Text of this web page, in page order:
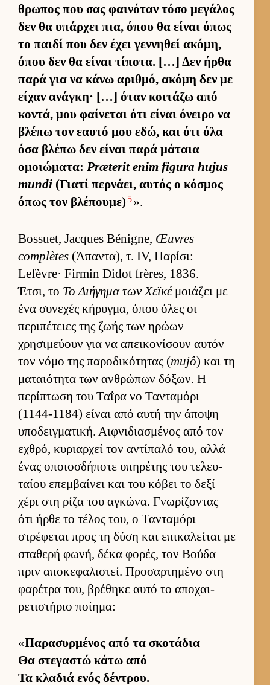
θρωπος που σας φαι­νόταν τόσο μεγάλος
δεν θα υπάρ­χει πια, όπου θα εί­ναι όπως
το παιδί που δεν έχει γεν­νηθεί ακόμη,
όπου δεν θα εί­ναι τίποτα. […] Δεν ήρθα
παρά για να κάνω αριθ­μό, ακόμη δεν με
εί­χαν ανάγκη· […] όταν κοι­τάζω από
κοντά, μου φαί­νεται ότι εί­ναι όνειρο να
βλέπω τον εαυτό μου εδώ, και ότι όλα
όσα βλέπω δεν εί­ναι παρά μάταια
ομοιώματα: Præterit enim figura hujus
mundi (Γιατί περ­νάει, αυ­τός ο κόσμος
όπως τον βλέπου­με) 5».
Bossuet, Jacques Bénigne, Œuvres
complètes (Άπαντα), τ. IV, Παρίσι:
Lefèvre· Firmin Didot frères, 1836.
Έτσι, το Το Διήγημα των Χεϊκέμοιάζει με
ένα συνεχές κήρυγ­μα, όπου όλες οι
περιπέτειες της ζωής των ηρώων
χρησιμεύ­ουν για να απει­κονίσουν αυ­τόν
τον νόμο της παροδικότητας (mujô) και τη
ματαιότητα των αν­θρώπων δόξων. Η
περίπτωση του Ταΐρα νο Τανταμόρι
(1144-1184) εί­ναι από αυτή την άποψη
υποδειγ­ματική. Αιφ­νιδια­σμένος από τον
εχθρό, κυριαρ­χεί τον αντίπαλό του, αλλά
ένας οποιοσ­δήποτε υπηρέτης του τελευ­
ταίου επεμ­βαί­νει και του κόβει το δεξί
χέρι στη ρίζα του αγκώνα. Γνωρίζοντας
ότι ήρθε το τέλος του, ο Τανταμόρι
στρέφεται προς τη δύση και επικαλεί­ται με
σταθερή φωνή, δέκα φορές, τον Βούδα
πριν αποκεφαλιστεί. Προσαρ­τημένο στη
φαρέτρα του, βρέθηκε αυτό το αποχαι­
ρετιστήριο ποί­ημα:
«Παρασυρ­μένος από τα σκοτάδια
Θα στεγαστώ κάτω από
Τα κλαδιά ενός δέντρου.